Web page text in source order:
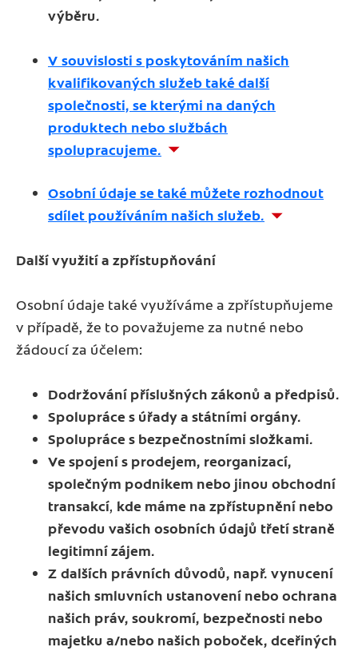
výběru.
V souvislosti s poskytováním našich
kvalifikovaných služeb také další
společnosti, se kterými na daných
produktech nebo službách
spolupracujeme.
Osobní údaje se také můžete rozhodnout
sdílet používáním našich služeb.
Další využití a zpřístupňování
Osobní údaje také využíváme a zpřístupňujeme
v případě, že to považujeme za nutné nebo
žádoucí za účelem:
Dodržování příslušných zákonů a předpisů.
Spolupráce s úřady a státními orgány.
Spolupráce s bezpečnostními složkami.
Ve spojení s prodejem, reorganizací,
společným podnikem nebo jinou obchodní
transakcí, kde máme na zpřístupnění nebo
převodu vašich osobních údajů třetí straně
legitimní zájem.
Z dalších právních důvodů, např. vynucení
našich smluvních ustanovení nebo ochrana
našich práv, soukromí, bezpečnosti nebo
majetku a/nebo našich poboček, dceřiných